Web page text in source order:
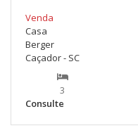
Venda
Casa
Berger
Caçador - SC
3
Consulte